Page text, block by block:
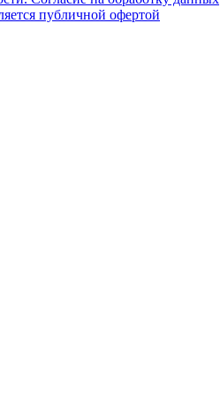
публичной офертой